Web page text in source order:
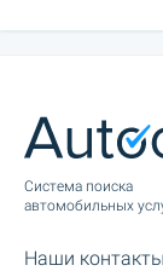
Cистема поиска
автомобильных
Наши контакты